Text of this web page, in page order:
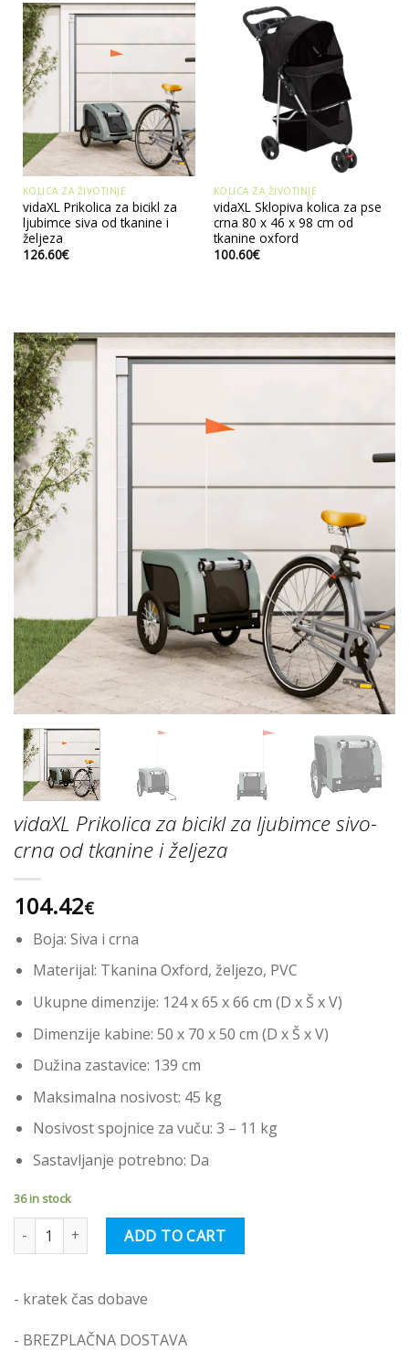
KOLICA ZA ŽIVOTINJE
vidaXL Prikolica za bicikl za
ljubimce siva od tkanine i
željeza
126.60€
KOLICA ZA ŽIVOTINJE
vidaXL Sklopiva kolica za pse
crna 80 x 46 x 98 cm od
tkanine oxford
100.60€
vidaXL Prikolica za bicikl za ljubimce sivo-
crna od tkanine i željeza
104.42€
Boja: Siva i crna
Materijal: Tkanina Oxford, željezo, PVC
Ukupne dimenzije: 124 x 65 x 66 cm (D x Š x V)
Dimenzije kabine: 50 x 70 x 50 cm (D x Š x V)
Dužina zastavice: 139 cm
Maksimalna nosivost: 45 kg
Nosivost spojnice za vuču: 3 – 11 kg
Sastavljanje potrebno: Da
36 in stock
vidaXL Prikolica za bicikl za ljubimce sivo-crna od tkanine i
ADD TO CART
- kratek čas dobave
- BREZPLAČNA DOSTAVA